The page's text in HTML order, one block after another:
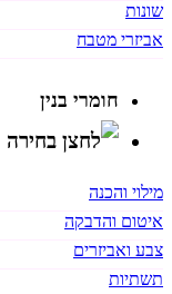
שונות
אביזרי מטבח
חומרי בנין
מילוי והכנה
איטום והדבקה
צבע ואביזרים
תשתיות